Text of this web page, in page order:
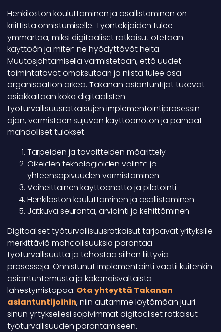
Henkilöstön kouluttaminen ja osallistaminen on
kriittistä onnistumiselle. Työntekijöiden tulee
ymmärtää, miksi digitaaliset ratkaisut otetaan
käyttöön ja miten ne hyödyttävät heitä.
Muutosjohtamisella varmistetaan, että uudet
toimintatavat omaksutaan ja niistä tulee osa
organisaation arkea. Takanan asiantuntijat tukevat
asiakkaitaan koko digitaalisten
työturvallisuusratkaisujen implementointiprosessin
ajan, varmistaen sujuvan käyttöönoton ja parhaat
mahdolliset tulokset.
Tarpeiden ja tavoitteiden määrittely
Oikeiden teknologioiden valinta ja
yhteensopivuuden varmistaminen
Vaiheittainen käyttöönotto ja pilotointi
Henkilöstön kouluttaminen ja osallistaminen
Jatkuva seuranta, arviointi ja kehittäminen
Digitaaliset työturvallisuusratkaisut tarjoavat yrityksille
merkittäviä mahdollisuuksia parantaa
työturvallisuutta ja tehostaa siihen liittyviä
prosesseja. Onnistunut implementointi vaatii kuitenkin
asiantuntemusta ja kokonaisvaltaista
lähestymistapaa. Ota yhteyttä Takanan
asiantuntijoihin, niin autamme löytämään juuri
sinun yrityksellesi sopivimmat digitaaliset ratkaisut
työturvallisuuden parantamiseen.